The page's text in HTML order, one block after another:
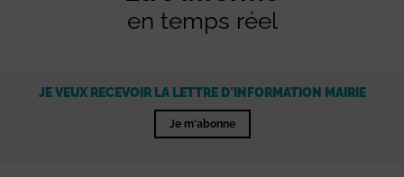
en temps réel
JE VEUX RECEVOIR LA LETTRE D'INFORMATION MAIRIE
Je m'abonne